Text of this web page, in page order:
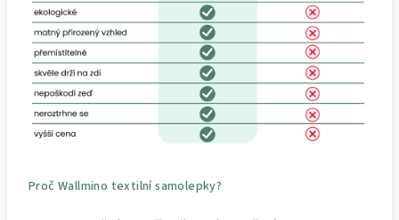
Proč Wallmino textilní samolepky?